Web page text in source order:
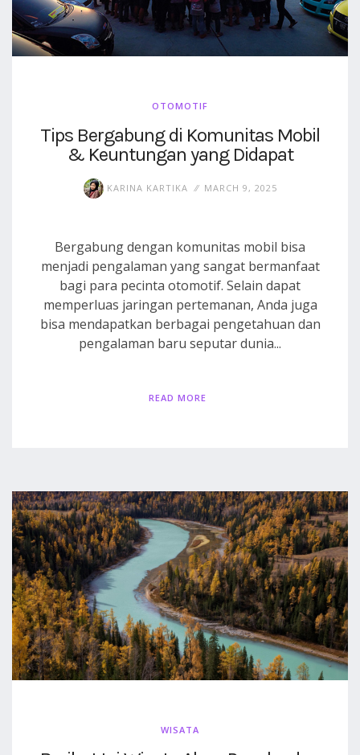
OTOMOTIF
Tips Bergabung di Komunitas Mobil
& Keuntungan yang Didapat
KARINA KARTIKA MARCH 9, 2025
Bergabung dengan komunitas mobil bisa
menjadi pengalaman yang sangat bermanfaat
bagi para pecinta otomotif. Selain dapat
memperluas jaringan pertemanan, Anda juga
bisa mendapatkan berbagai pengetahuan dan
pengalaman baru seputar dunia...
READ MORE
WISATA